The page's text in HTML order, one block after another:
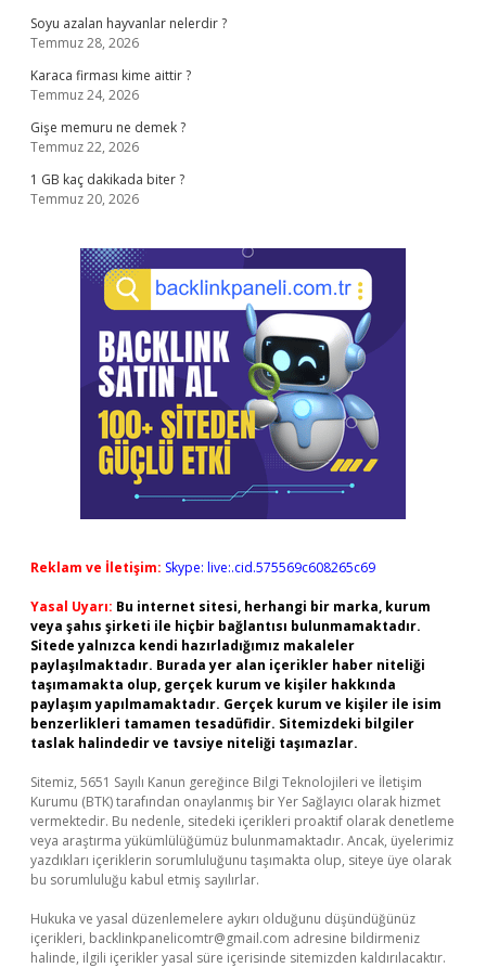
Soyu azalan hayvanlar nelerdir ?
Temmuz 28, 2026
Karaca firması kime aittir ?
Temmuz 24, 2026
Gişe memuru ne demek ?
Temmuz 22, 2026
1 GB kaç dakikada biter ?
Temmuz 20, 2026
Reklam ve İletişim: Skype: live:.cid.575569c608265c69
Yasal Uyarı: Bu internet sitesi, herhangi bir marka, kurum
veya şahıs şirketi ile hiçbir bağlantısı bulunmamaktadır.
Sitede yalnızca kendi hazırladığımız makaleler
paylaşılmaktadır. Burada yer alan içerikler haber niteliği
taşımamakta olup, gerçek kurum ve kişiler hakkında
paylaşım yapılmamaktadır. Gerçek kurum ve kişiler ile isim
benzerlikleri tamamen tesadüfidir. Sitemizdeki bilgiler
taslak halindedir ve tavsiye niteliği taşımazlar.
Sitemiz, 5651 Sayılı Kanun gereğince Bilgi Teknolojileri ve İletişim
Kurumu (BTK) tarafından onaylanmış bir Yer Sağlayıcı olarak hizmet
vermektedir. Bu nedenle, sitedeki içerikleri proaktif olarak denetleme
veya araştırma yükümlülüğümüz bulunmamaktadır. Ancak, üyelerimiz
yazdıkları içeriklerin sorumluluğunu taşımakta olup, siteye üye olarak
bu sorumluluğu kabul etmiş sayılırlar.
Hukuka ve yasal düzenlemelere aykırı olduğunu düşündüğünüz
içerikleri, backlinkpanelicomtr@gmail.com adresine bildirmeniz
halinde, ilgili içerikler yasal süre içerisinde sitemizden kaldırılacaktır.